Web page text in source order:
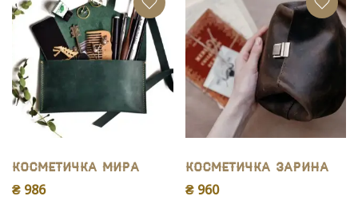
Косметичка Мира
₴ 986
Косметичка Зарина
₴ 960